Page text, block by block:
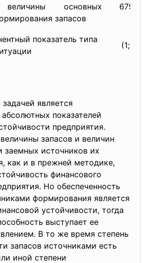
основных
запасов
67972
показатель типа
(1;1;1)
является
показателей
предприятия.
запасов и величин
заемных источников их
как и в прежней методике,
финансового
Но обеспеченность
формирования является
устойчивости, тогда
выступает ее
В то же время степень
запасов источниками есть
иной степени